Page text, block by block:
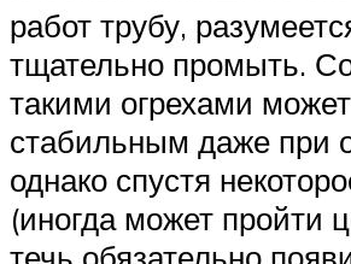
работ трубу,
тщательно промыть.
такими огрехами
стабильным даже при
однако спустя
(иногда может пройти
течь обязательно